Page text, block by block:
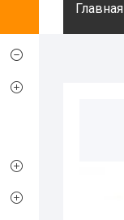
Главная